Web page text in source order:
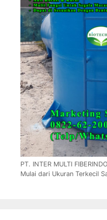
PT. INTER MULTI
Mulai dari Ukuran Terkecil